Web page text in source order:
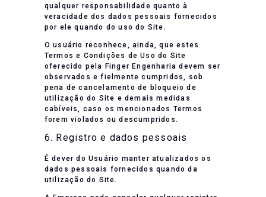
qualquer responsabilidade quanto à
veracidade dos dados pessoais fornecidos
por ele quando do uso do Site.
O usuário reconhece, ainda, que estes
Termos e Condições de Uso do Site
oferecido pela Finger Engenharia devem ser
observados e fielmente cumpridos, sob
pena de cancelamento de bloqueio de
utilização do Site e demais medidas
cabíveis, caso os mencionados Termos
forem violados ou descumpridos.
6. Registro e dados pessoais
É dever do Usuário manter atualizados os
dados pessoais fornecidos quando da
utilização do Site.